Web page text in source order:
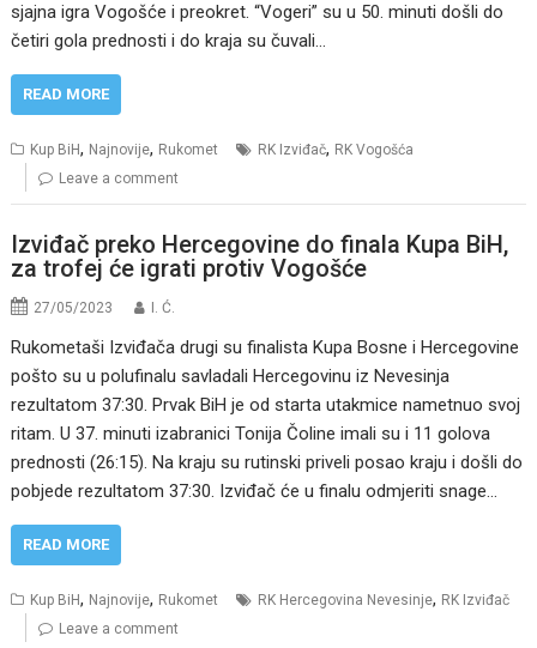
sjajna igra Vogošće i preokret. “Vogeri” su u 50. minuti došli do
četiri gola prednosti i do kraja su čuvali…
READ MORE
Kup BiH, Najnovije, Rukomet RK Izviđač, RK Vogošća
Leave a comment
Izviđač preko Hercegovine do finala Kupa BiH,
za trofej će igrati protiv Vogošće
27/05/2023 I. Ć.
Rukometaši Izviđača drugi su finalista Kupa Bosne i Hercegovine
pošto su u polufinalu savladali Hercegovinu iz Nevesinja
rezultatom 37:30. Prvak BiH je od starta utakmice nametnuo svoj
ritam. U 37. minuti izabranici Tonija Čoline imali su i 11 golova
prednosti (26:15). Na kraju su rutinski priveli posao kraju i došli do
pobjede rezultatom 37:30. Izviđač će u finalu odmjeriti snage…
READ MORE
Kup BiH, Najnovije, Rukomet RK Hercegovina Nevesinje, RK Izviđač
Leave a comment